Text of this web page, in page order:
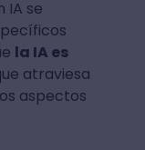
IA se
la IA es
atraviesa
aspectos